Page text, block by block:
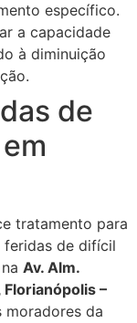
específico.
a capacidade
à diminuição
de
tratamento para
feridas de difícil
Av. Alm.
–
moradores da